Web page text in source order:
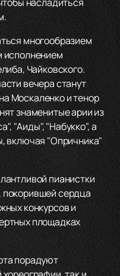
насладиться
многообразием
исполнением
Чайковского.
вечера станут
Москаленко и тенор
знаменитые арии из
"Аиды", "Набукко", а
включая "Опричника"
пианистки
сердца
конкурсов и
площадках
порадуют